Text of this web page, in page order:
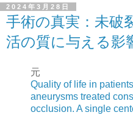
2024年3月28日
手術の真実：未破
活の質に与える影
元
Quality of life in
aneurysms treated
occlusion. A single